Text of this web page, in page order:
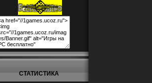
СТАТИСТИКА